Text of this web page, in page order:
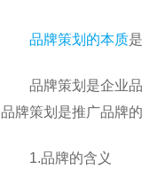
品牌策划的本质
品牌策划是企业
品牌策划是推广品牌
1.品牌的含义